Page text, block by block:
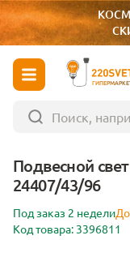
Подвесной
24407/43/96
Под заказ 2 недели
Код товара: 3396811